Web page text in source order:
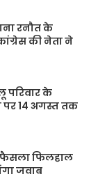
रनौत के
की नेता ने
परिवार के
14 अगस्त तक
फिलहाल
जवाब